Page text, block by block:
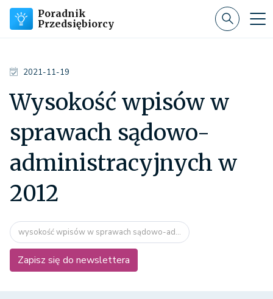
Poradnik
Przedsiębiorcy
2021-11-19
Wysokość wpisów w
sprawach sądowo-
administracyjnych w
2012
wysokość wpisów w sprawach sądowo-ad...
Zapisz się do newslettera